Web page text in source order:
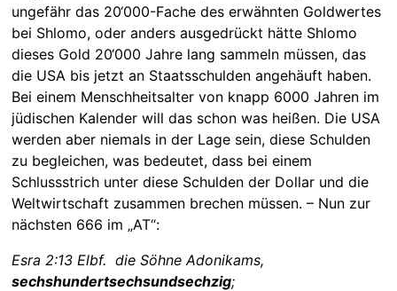
ungefähr das 20‘000-Fache des erwähnten Goldwertes
bei Shlomo, oder anders ausgedrückt hätte Shlomo
dieses Gold 20‘000 Jahre lang sammeln müssen, das
die USA bis jetzt an Staatsschulden angehäuft haben.
Bei einem Menschheitsalter von knapp 6000 Jahren im
jüdischen Kalender will das schon was heißen. Die USA
werden aber niemals in der Lage sein, diese Schulden
zu begleichen, was bedeutet, dass bei einem
Schlussstrich unter diese Schulden der Dollar und die
Weltwirtschaft zusammen brechen müssen. – Nun zur
nächsten 666 im „AT“:
Esra 2:13 Elbf. die Söhne Adonikams,
sechshundertsechsundsechzig;